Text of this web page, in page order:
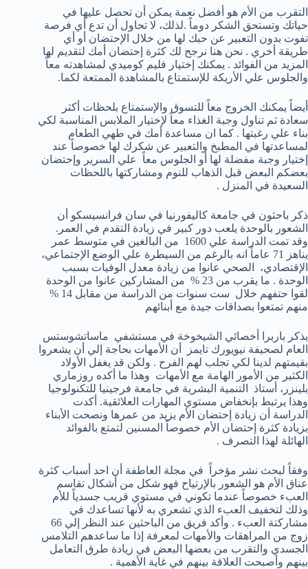
التقرب من الأم هو أفضل نعمة يمكن أن تحصل عليها في
حياتك وتستحق الشكر دوماً .لذلك، لا تحاول أن تدع أي فرصة
تفوت بدون التعبير عن حبك لها من خلال الإحتضان أو أي
طريقة أخري . نحن هنا نرجح لك كثرة إحتضان أمك لتقديم لها
المزيد من الفوائد . يمكنك إختيار فليم كوميدي لمشاهدته معاً
والجلوس علي الأريكة للإستمتاع بالمشاهدة الممتعة لكما.
أيضاً يمكنك الخروج معاً للتسوق والإستمتاع بلحظات أكثر
سعادة ثم تناول وجبة الغذاء معاً لإختيار الملابس المناسبة لكي
بناء علي رغبتها . كما ان مساعدة أمك في طهي الطعام
لمساعدتها في المطبخ والتعبير عن شكرك لها خصوصاً عند
إختيار وجبة مفضلة لها أو الجلوس معاً علي السرير وإحتضان
بعضكم البعض قبل الذهاب للنوم ومشاركتها باللحظات
السعيدة في المنزل .
ذكر باحثون في جامعة كاليفورنيا في سان فرانسيسكو أن
الشعور بالوحدة يلعب دور كبير في زيادة التقدم في العمر.
وقد تمت الدراسة علي 1600 من البالغين في متوسط عمر
يناهز 71 عاماً انه بالرغم من السيطرة علي الوضع الإجتماعي،
الإقتصادي، الصحي عانوا من زيادة معدل الوفيات بسبب
الوحدة . ما يقرب من 23 % من المشاركين عانوا من الوحدة
لقوا حتفهم خلال ست سنوات من الدراسة من مقابل 14 %
منهم تمتعوا بصداقات جيدة مع أبنائهم
يذكر باربرا أخصائي الشيخوخة في مستشفي ماساتشوستس
العام لصحيفة نيويورك تايمز أن الأمهات بحاجة إلي أن يشعروا
بقيمتهم لدينا لكي تجلب لهم الفرح . ولكن قد يغفل الأولاد
الكثير من الأمور الهامة مع الأمهات وهذا ما أكده روزماري
بلينزر، أستاذ التنمية البشرية في جامعة فرجينيا للتكنولوجيا
وهذا يرتبط بإنخفاض مستوي المهارات العلائقية. أكدت
الدراسة أن زيادة إحتضان الأم يزيد من عمرها ونصحت الأبناء
بزيادة كثرة إحتضان الأم خصوصاً المسنين لتمتع بالفوائد
الهائلة لهذا التصرف .
وفقاً لبحث نشر مؤخراً في مجلة العاطفة أن احد أسباب كثرة
عناق الأم هو الشعور بالإرتياح فهو شكل من أشكال تقاسم
العبء خصوصاً عندما تكوني في مستوي قريب جسدياً للأم
وذلك لتخفيف العبء الذي تشعري به لأنها تساعدك في
مشاركتة العبء . وأكد فريق من الباحثين عند النظر إلي 66
زوج من المراهقات والأمهات لمعرفة إذا ما ساعدهم التلامس
الجسدي والتقرب من بعضها البعض في زيادة طرق التعامل
بينهم وأصبحت العلاقة بينهم في غاية الأهمية .